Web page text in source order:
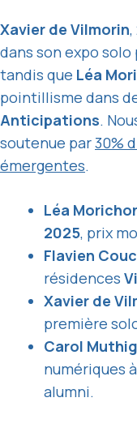
Xavier de Vilmorin,
dans son expo
tandis que Léa
pointillisme dans
Anticipations.
soutenue par30%
émergentes.
Léa
2025, prix
Flavien
résidences
Xavier de
première
Carol
numériques à
alumni.